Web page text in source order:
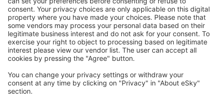
Reisaanbiedingen en speciale aanbiedingen voor
geregistreerde gebruikers.
Accommodaties die u bevallen
Kies uit meer dan 1,3 miljoen accommodaties: hotels,
jeugdherbergen, appartementen en meer.